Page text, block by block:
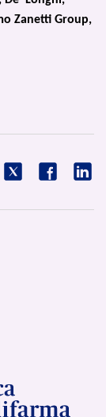
Zanetti Group,